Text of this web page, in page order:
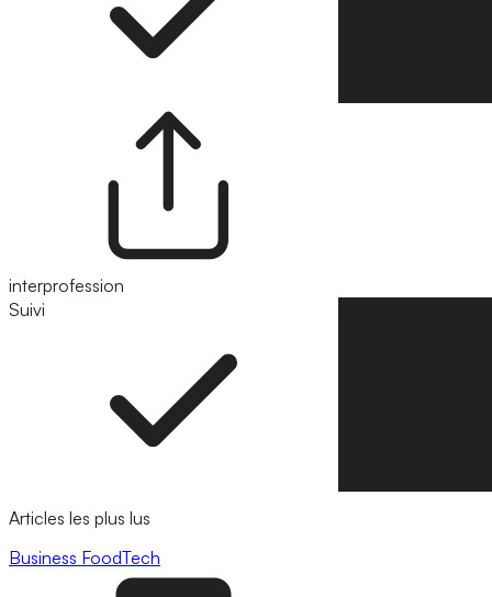
interprofession
Suivi
Articles les plus lus
Business FoodTech